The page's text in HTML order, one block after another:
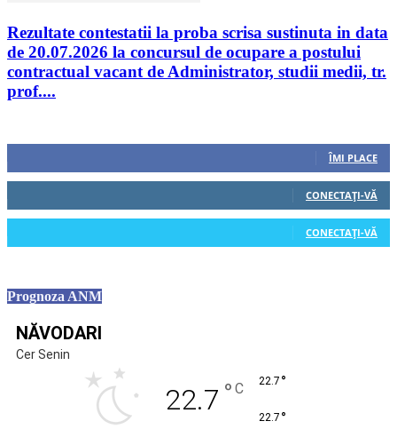
Rezultate contestatii la proba scrisa sustinuta in data
de 20.07.2026 la concursul de ocupare a postului
contractual vacant de Administrator, studii medii, tr.
prof....
ÎMI PLACE
CONECTAȚI-VĂ
CONECTAȚI-VĂ
Prognoza ANM
NĂVODARI
Cer Senin
22.7 ° C 22.7 °
22.7 °